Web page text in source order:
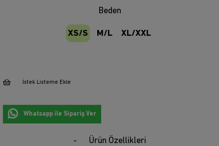
Beden
XS/S M/L XL/XXL
İstek Listeme Ekle
Whatsapp ile Sipariş Ver
Ürün Özellikleri